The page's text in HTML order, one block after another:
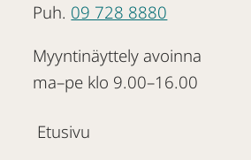
Puh. 09 728 8880
Myyntinäyttely avoinna
ma–pe klo 9.00–16.00
Etusivu